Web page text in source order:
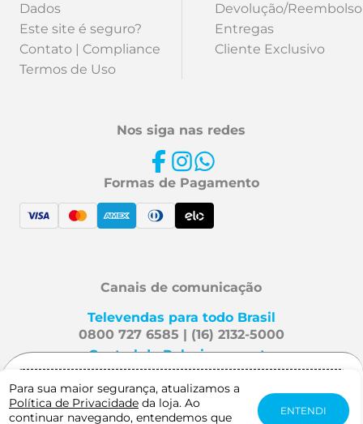
Para sua maior segurança, atualizamos a
Política de Privacidade da loja. Ao
continuar navegando, entendemos que
ENTENDI
Gostaria de receber notificação quando
este produto estiver disponível?
Dados
Este site é seguro?
Contato | Compliance
Termos de Uso
Devolução/Reembolso
Entregas
Cliente Exclusivo
Nos siga nas redes
Formas de Pagamento
Canais de comunicação
Televendas para todo Brasil
0800 727 6585 | (16) 2132-5000
Central de Relacionamento
Fale Conosco